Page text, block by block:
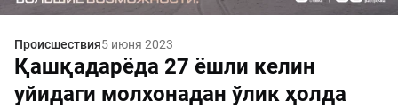
Происшествия5 июня 2023
Қашқадарёда 27 ёшли келин
уйидаги молхонадан ўлик ҳолда